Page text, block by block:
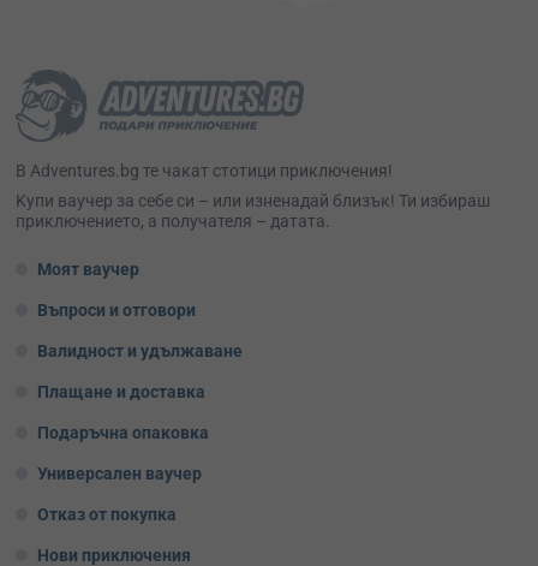
В Adventures.bg те чакат стотици приключения!
Kупи ваучер за себе си – или изненадай близък! Ти избираш
приключението, а получателя – датата.
Моят ваучер
Въпроси и отговори
Валидност и удължаване
Плащане и доставка
Подаръчна опаковка
Универсален ваучер
Отказ от покупка
Нови приключения